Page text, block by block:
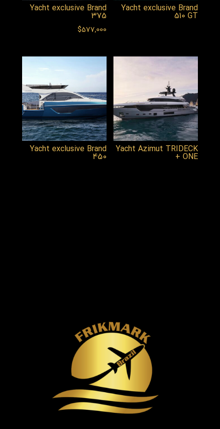
Yacht exclusive Brand
510 GT
Yacht exclusive Brand
375
$577,000
Yacht Azimut TRIDECK
+ ONE
Yacht exclusive Brand
450